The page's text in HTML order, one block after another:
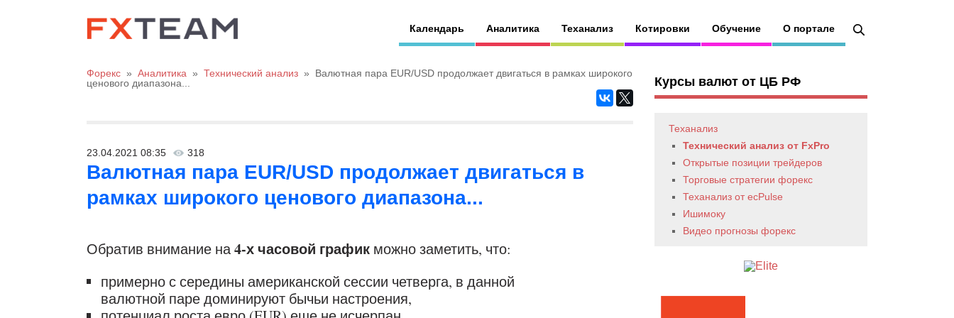
Календарь Аналитика Теханализ Котировки Обучение О портале
Форекс » Аналитика » Технический анализ »
Валютная пара EUR/USD продолжает двигаться в рамках широкого
ценового диапазона...
23.04.2021 08:35 318
Валютная пара EUR/USD продолжает двигаться в
рамках широкого ценового диапазона...
Обратив внимание на4-х часовой график можно заметить, что:
примерно с середины американской сессии четверга, в данной
валютной паре доминируют бычьи настроения,
Курсы валют от ЦБ РФ
Теханализ
Технический анализ от FxPro
Открытые позиции трейдеров
Торговые стратегии форекс
Теханализ от ecPulse
Ишимоку
Видео прогнозы форекс